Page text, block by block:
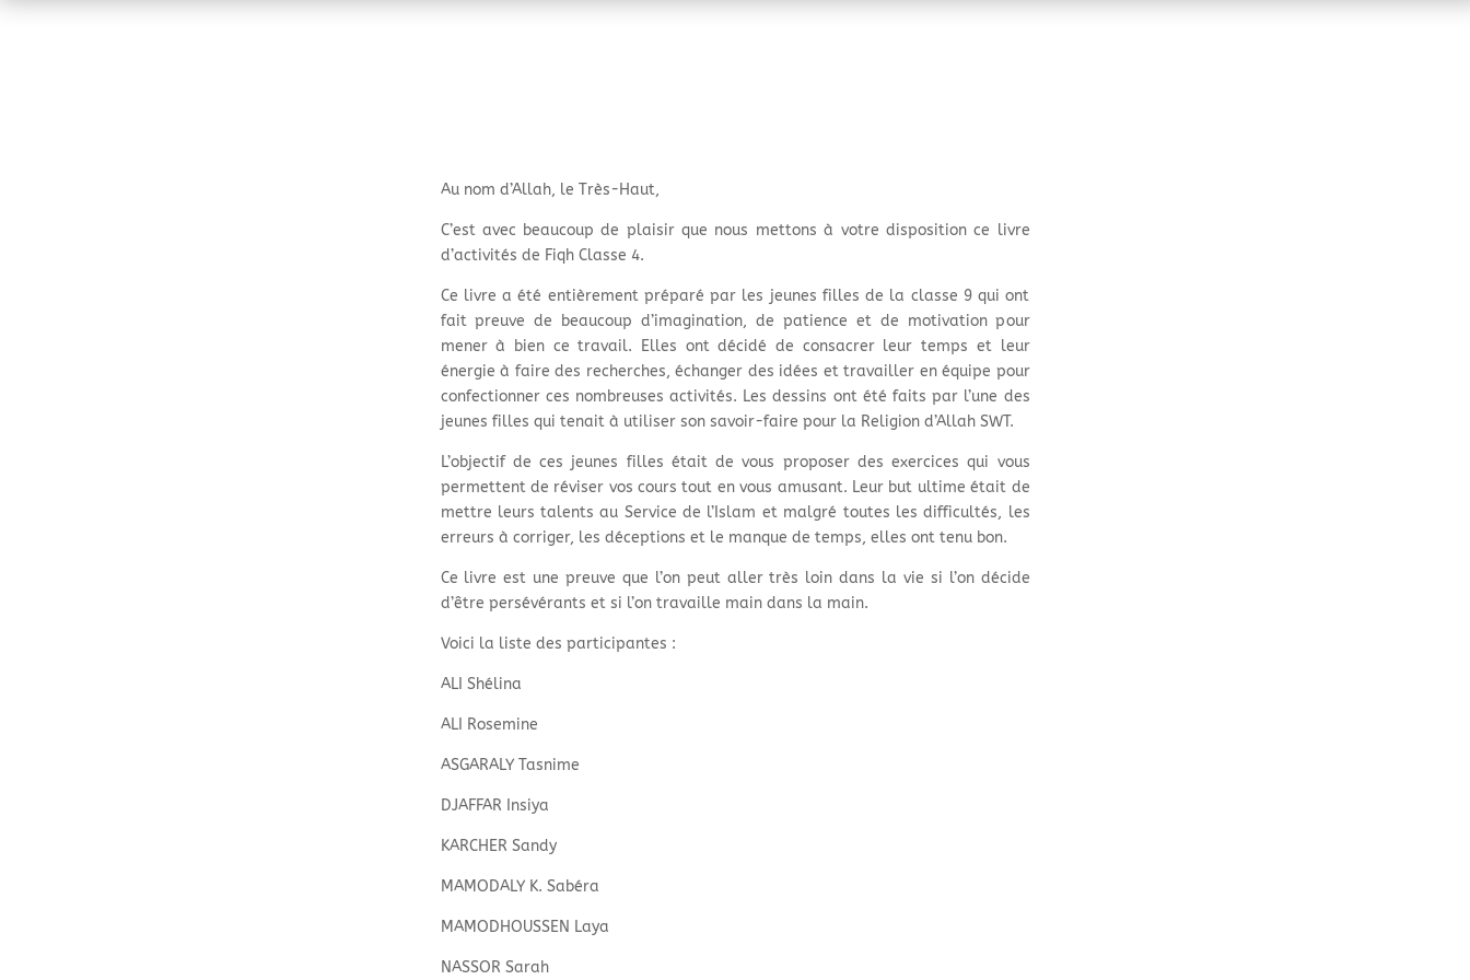
Au nom d’Allah, le Très-Haut,
C’est avec beaucoup de plaisir que nous mettons à votre disposition ce livre
d’activités de Fiqh Classe 4.
Ce livre a été entièrement préparé par les jeunes filles de la classe 9 qui ont
fait preuve de beaucoup d’imagination, de patience et de motivation pour
mener à bien ce travail. Elles ont décidé de consacrer leur temps et leur
énergie à faire des recherches, échanger des idées et travailler en équipe pour
confectionner ces nombreuses activités. Les dessins ont été faits par l’une des
jeunes filles qui tenait à utiliser son savoir-faire pour la Religion d’Allah SWT.
L’objectif de ces jeunes filles était de vous proposer des exercices qui vous
permettent de réviser vos cours tout en vous amusant. Leur but ultime était de
mettre leurs talents au Service de l’Islam et malgré toutes les difficultés, les
erreurs à corriger, les déceptions et le manque de temps, elles ont tenu bon.
Ce livre est une preuve que l’on peut aller très loin dans la vie si l’on décide
d’être persévérants et si l’on travaille main dans la main.
Voici la liste des participantes :
ALI Shélina
ALI Rosemine
ASGARALY Tasnime
DJAFFAR Insiya
KARCHER Sandy
MAMODALY K. Sabéra
MAMODHOUSSEN Laya
NASSOR Sarah